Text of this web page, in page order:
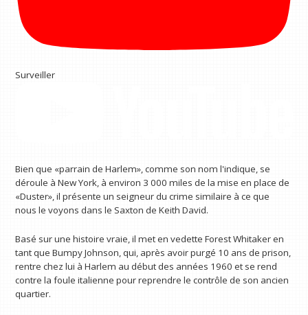
Surveiller
Bien que «parrain de Harlem», comme son nom l'indique, se
déroule à New York, à environ 3 000 miles de la mise en place de
«Duster», il présente un seigneur du crime similaire à ce que
nous le voyons dans le Saxton de Keith David.
Basé sur une histoire vraie, il met en vedette Forest Whitaker en
tant que Bumpy Johnson, qui, après avoir purgé 10 ans de prison,
rentre chez lui à Harlem au début des années 1960 et se rend
contre la foule italienne pour reprendre le contrôle de son ancien
quartier.